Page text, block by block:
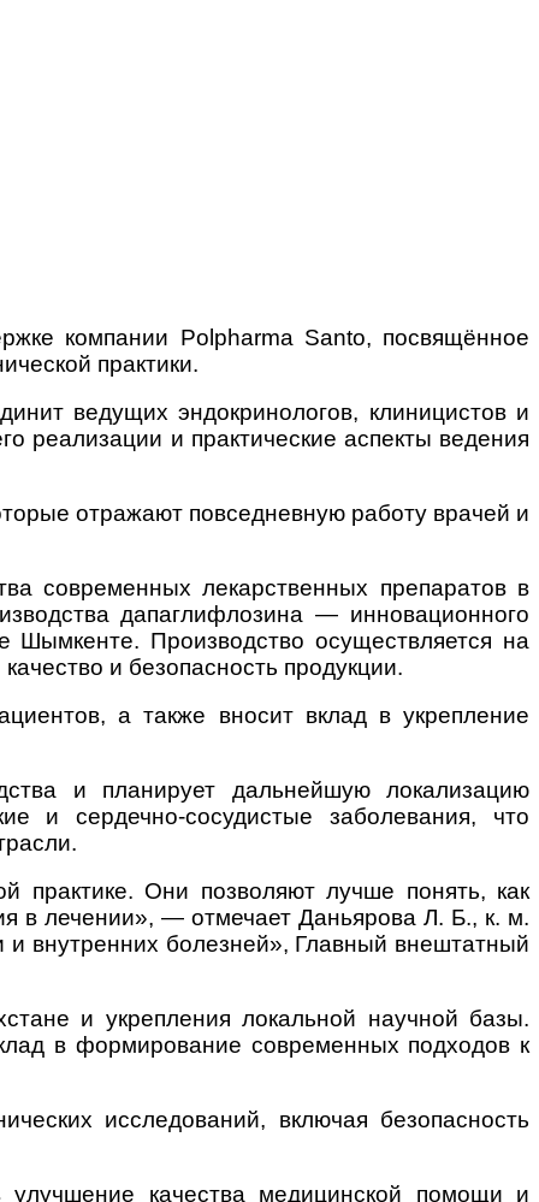
компании Polpharma Santo, посвящённое
практики.
ведущих эндокринологов, клиницистов и
реализации и практические аспекты ведения
отражают повседневную работу врачей и
современных лекарственных препаратов в
дапаглифлозина — инновационного
Производство осуществляется на
и безопасность продукции.
а также вносит вклад в укрепление
и планирует дальнейшую локализацию
и сердечно-сосудистые заболевания, что
практике. Они позволяют лучше понять, как
в лечении», — отмечает Даньярова Л. Б., к. м.
внутренних болезней», Главный внештатный
и укрепления локальной научной базы.
в формирование современных подходов к
исследований, включая безопасность
качества медицинской помощи и